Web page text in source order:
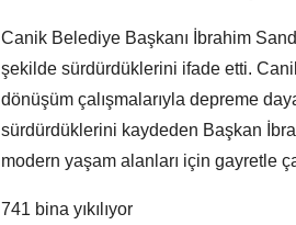
Canik Belediye Başkanı İbrahim
şekilde sürdürdüklerini ifade etti.
dönüşüm çalışmalarıyla depreme
sürdürdüklerini kaydeden Başkan
modern yaşam alanları için gayretle
741 bina yıkılıyor